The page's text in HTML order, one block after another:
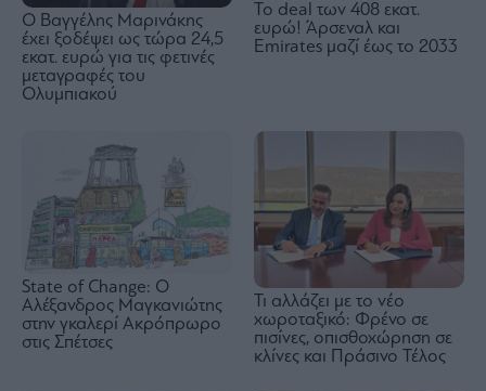
Ο Βαγγέλης Μαρινάκης
έχει ξοδέψει ως τώρα 24,5
εκατ. ευρώ για τις φετινές
μεταγραφές του
Ολυμπιακού
To deal των 408 εκατ.
ευρώ! Άρσεναλ και
Emirates μαζί έως το 2033
State of Change: Ο
Αλέξανδρος Μαγκανιώτης
στην γκαλερί Ακρόπρωρο
στις Σπέτσες
Τι αλλάζει με το νέο
χωροταξικό: Φρένο σε
πισίνες, οπισθοχώρηση σε
κλίνες και Πράσινο Τέλος